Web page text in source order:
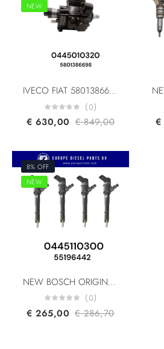
NEW
IVECO FIAT 5801386698 K5801386698 1609098080 5801439062 Bosch 0445010320 0445010319 HIGH PRESSURE PUMP Euro 5
(0)
€ 630,00 €849,00 €
8% OFF
NEW
NEW BOSCH ORIGINAL 0445110300 55196442 55221023 95517512 For Alfa Romeo Fiat General Motors Lancia Opel 1.6 Multijet Diesel Fuel Injector
(0)
€ 265,00 €286,70